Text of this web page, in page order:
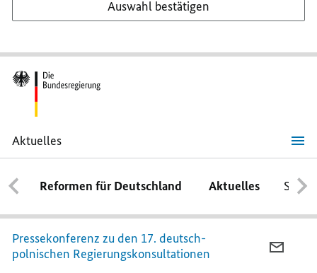
Auswahl bestätigen
Aktuelles
„Deutschland
und
Polen
sind
unverzichtbare
Partner“
Reformen für Deutschland Aktuelles
Pressekonferenz zu den 17. deutsch-
polnischen Regierungskonsultationen